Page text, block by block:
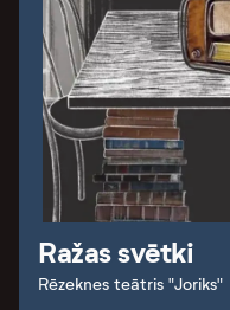
Ražas svētki
Rēzeknes teātris "Joriks"